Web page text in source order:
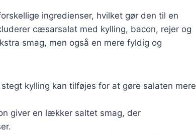
ingredienser, hvilket gør den til en
cæsarsalat med kylling, bacon, rejer og
smag, men også en mere fyldig og
kylling kan tilføjes for at gøre salaten mere
giver en lækker saltet smag, der